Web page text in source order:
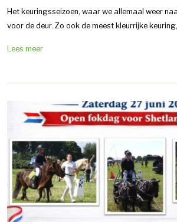
Het keuringsseizoen, waar we allemaal weer
voor de deur. Zo ook de meest kleurrijke
Lees meer